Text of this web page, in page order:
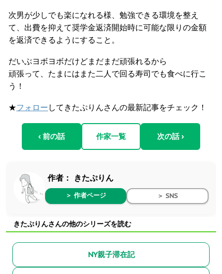
次男が少しでも楽になれる様、勉強できる環境を整え
て、出費を抑えて奨学金返済開始時に可能な限りの金額
を返済できるようにすること。
だいぶヨボヨボだけどまだまだ頑張れるから
頑張って、たまにはまた二人で回る寿司でも食べに行こ
う！
★フォロー してきたぷりんさんの最新記事をチェック！
‹ 前の話 作家一覧 次の話 ›
作者： きたぷりん
＞ 作者ページ ＞ SNS
きたぷりんさんの他のシリーズを読む
NY親子滞在記